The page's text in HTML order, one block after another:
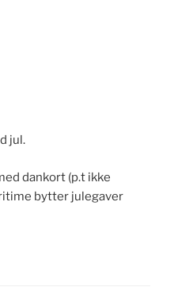
jul.
dankort (p.t ikke
bytter julegaver